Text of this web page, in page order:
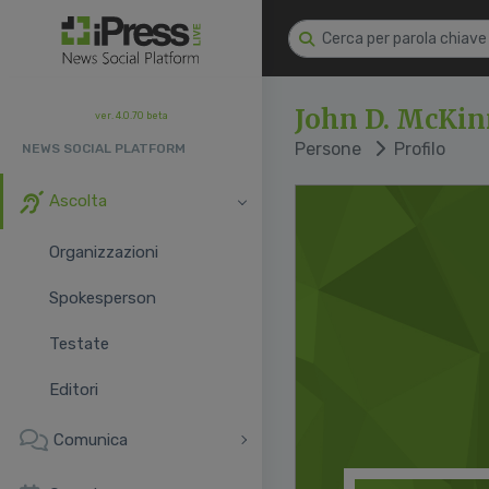
ver. 4.0.70 beta
NEWS SOCIAL PLATFORM
Ascolta
Organizzazioni
Spokesperson
Testate
Editori
Comunica
John D.
Persone Profilo